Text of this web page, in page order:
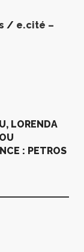
/ e.cité –
LORENDA
: PETROS